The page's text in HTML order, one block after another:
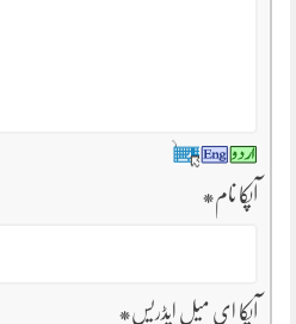
آپکا نام*
آپکا ای میل ایڈریس*